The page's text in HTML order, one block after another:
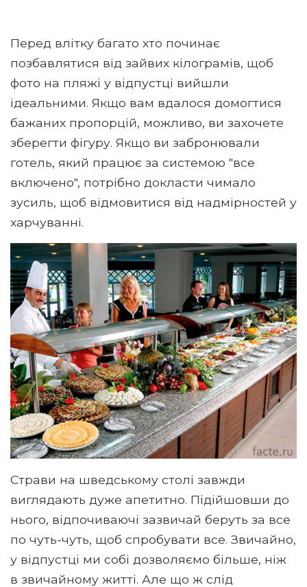
Перед влітку багато хто починає
позбавлятися від зайвих кілограмів, щоб
фото на пляжі у відпустці вийшли
ідеальними. Якщо вам вдалося домогтися
бажаних пропорцій, можливо, ви захочете
зберегти фігуру. Якщо ви забронювали
готель, який працює за системою "все
включено", потрібно докласти чимало
зусиль, щоб відмовитися від надмірностей у
харчуванні.
Страви на шведському столі завжди
виглядають дуже апетитно. Підійшовши до
нього, відпочиваючі зазвичай беруть за все
по чуть-чуть, щоб спробувати все. Звичайно,
у відпустці ми собі дозволяємо більше, ніж
в звичайному житті. Але що ж слід